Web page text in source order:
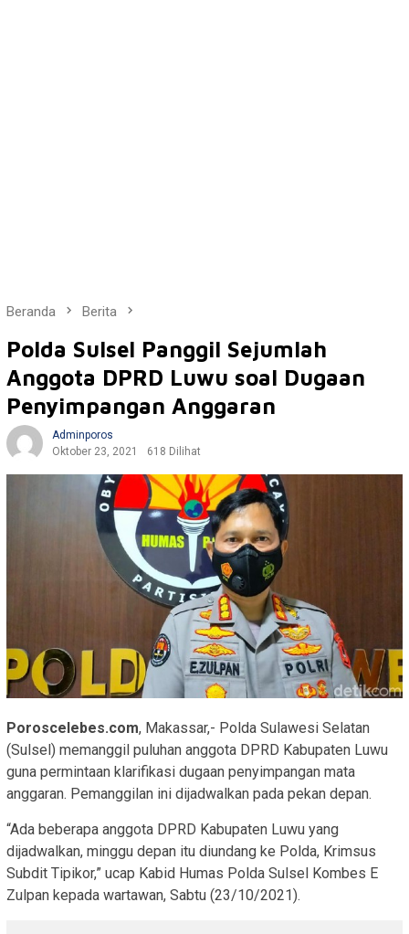
Beranda Berita
Polda Sulsel Panggil Sejumlah
Anggota DPRD Luwu soal Dugaan
Penyimpangan Anggaran
Adminporos
Oktober 23, 2021
618 Dilihat
Poroscelebes.com, Makassar,- Polda Sulawesi Selatan
(Sulsel) memanggil puluhan anggota DPRD Kabupaten Luwu
guna permintaan klarifikasi dugaan penyimpangan mata
anggaran. Pemanggilan ini dijadwalkan pada pekan depan.
“Ada beberapa anggota DPRD Kabupaten Luwu yang
dijadwalkan, minggu depan itu diundang ke Polda, Krimsus
Subdit Tipikor,” ucap Kabid Humas Polda Sulsel Kombes E
Zulpan kepada wartawan, Sabtu (23/10/2021).